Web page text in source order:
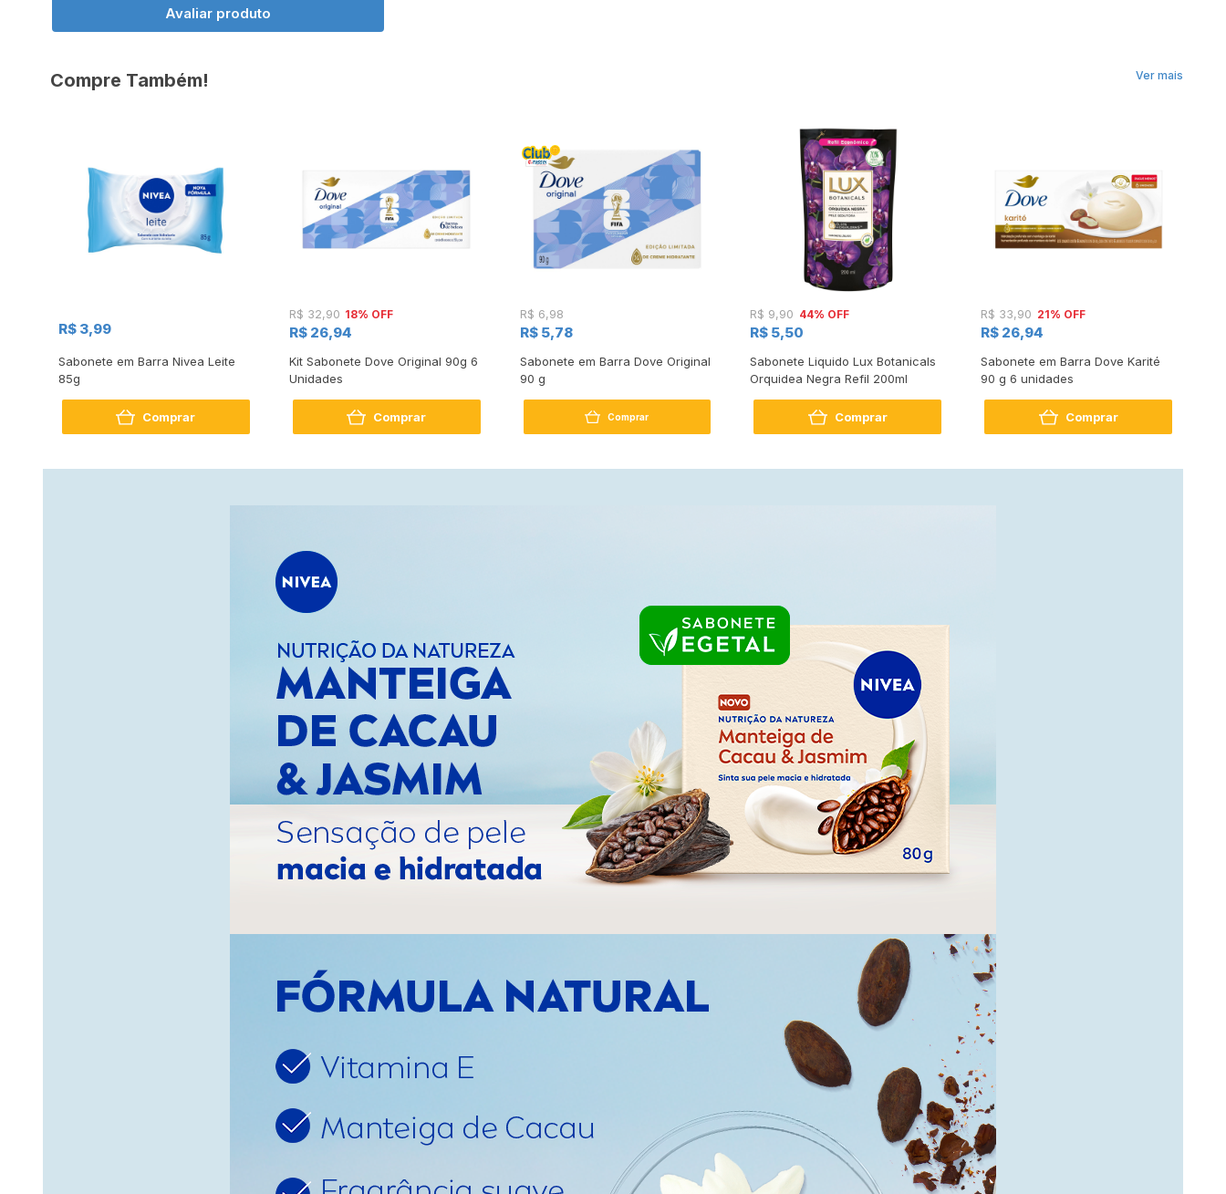
Avaliar produto
Ver mais
Compre Também!
R$ 3,99
Sabonete em Barra Nivea Leite
85g
Comprar
R$ 32,90 18% OFF
R$ 26,94
Kit Sabonete Dove Original 90g 6
Unidades
Comprar
R$ 6,98
R$ 5,78
Sabonete em Barra Dove Original
90 g
Comprar
R$ 9,90 44% OFF
R$ 5,50
Sabonete Liquido Lux Botanicals
Orquidea Negra Refil 200ml
Comprar
R$ 33,90 21% OFF
R$ 26,94
Sabonete em Barra Dove Karité
90 g 6 unidades
Comprar